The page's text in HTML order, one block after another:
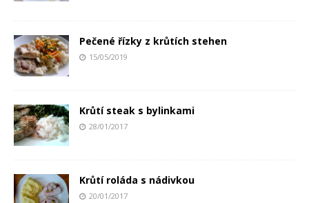
Pečené řízky z krůtích stehen
15/05/2019
Krůtí steak s bylinkami
28/01/2017
Krůtí roláda s nádivkou
20/01/2017